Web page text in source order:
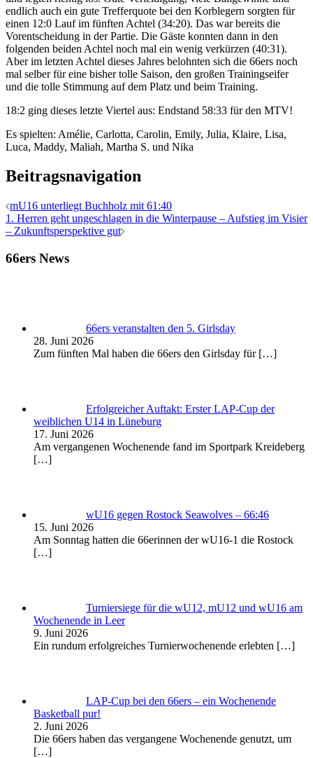
endlich auch ein gute Trefferquote bei den Korblegern sorgten für
einen 12:0 Lauf im fünften Achtel (34:20). Das war bereits die
Vorentscheidung in der Partie. Die Gäste konnten dann in den
folgenden beiden Achtel noch mal ein wenig verkürzen (40:31).
Aber im letzten Achtel dieses Jahres belohnten sich die 66ers noch
mal selber für eine bisher tolle Saison, den großen Trainingseifer
und die tolle Stimmung auf dem Platz und beim Training.
18:2 ging dieses letzte Viertel aus: Endstand 58:33 für den MTV!
Es spielten: Amélie, Carlotta, Carolin, Emily, Julia, Klaire, Lisa,
Luca, Maddy, Maliah, Martha S. und Nika
Beitragsnavigation
mU16 unterliegt Buchholz mit 61:40
1. Herren geht ungeschlagen in die Winterpause – Aufstieg im Visier
– Zukunftsperspektive gut
66ers News
66ers veranstalten den 5. Girlsday
28. Juni 2026
Zum fünften Mal haben die 66ers den Girlsday für […]
Erfolgreicher Auftakt: Erster LAP-Cup der
weiblichen U14 in Lüneburg
17. Juni 2026
Am vergangenen Wochenende fand im Sportpark Kreideberg
[…]
wU16 gegen Rostock Seawolves – 66:46
15. Juni 2026
Am Sonntag hatten die 66erinnen der wU16-1 die Rostock
[…]
Turniersiege für die wU12, mU12 und wU16 am
Wochenende in Leer
9. Juni 2026
Ein rundum erfolgreiches Turnierwochenende erlebten […]
LAP-Cup bei den 66ers – ein Wochenende
Basketball pur!
2. Juni 2026
Die 66ers haben das vergangene Wochenende genutzt, um
[…]